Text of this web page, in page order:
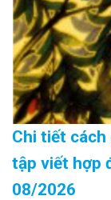
Chi tiết cách
tập viết hợp
08/2026